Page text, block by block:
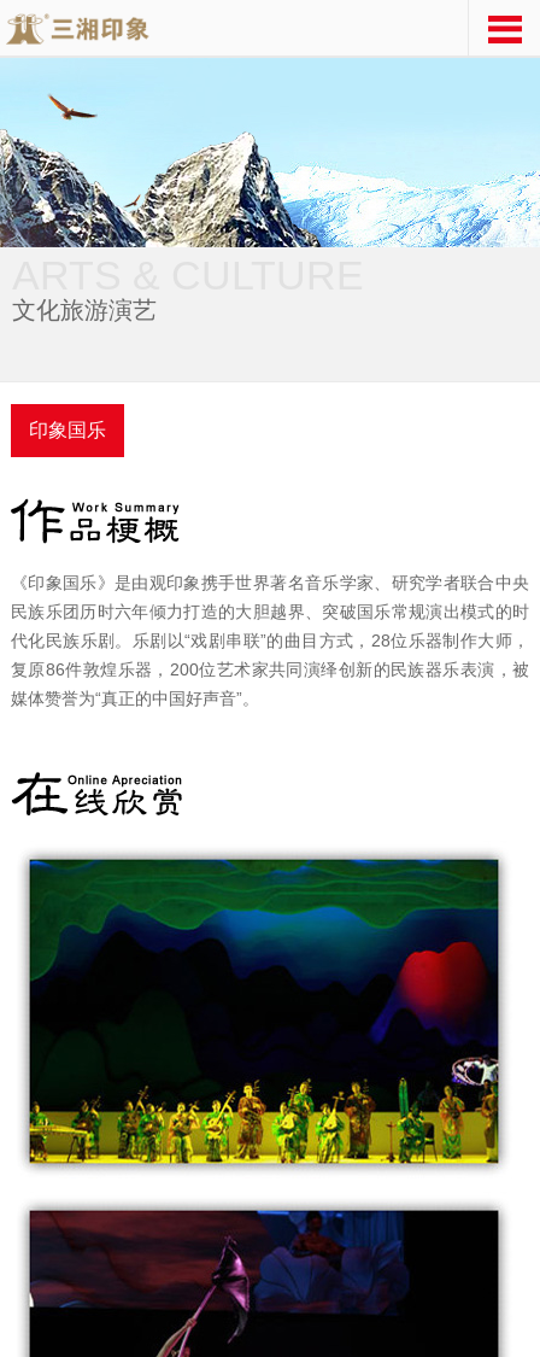
文化旅游演艺
印象国乐
《印象国乐》是由观印象携手世界著名音乐学家、研究学者联合中央
民族乐团历时六年倾力打造的大胆越界、突破国乐常规演出模式的时
代化民族乐剧。乐剧以“戏剧串联”的曲目方式，28位乐器制作大师，
复原86件敦煌乐器，200位艺术家共同演绎创新的民族器乐表演，被
媒体赞誉为“真正的中国好声音”。